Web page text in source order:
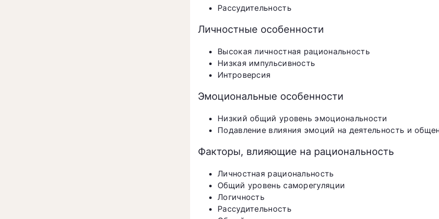
Рассудительность
Личностные особенности
Высокая личностная рациональность
Низкая импульсивность
Интроверсия
Эмоциональные особенности
Низкий общий уровень эмоциональности
Подавление влияния эмоций на деятельность и
Факторы, влияющие на рациональность
Личностная рациональность
Общий уровень саморегуляции
Логичность
Рассудительность